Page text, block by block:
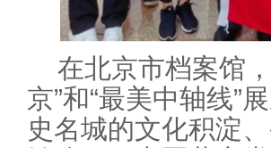
在北京市档案馆
京”和“最美中轴线”
史名城的文化积淀